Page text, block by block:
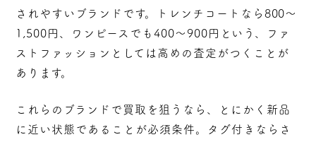
されやすいブランドです。トレンチコートなら800～
1,500円、ワンピースでも400～900円という、ファ
ストファッションとしては高めの査定がつくことが
あります。
これらのブランドで買取を狙うなら、とにかく 新品
に近い状態 であることが必須条件。タグ付きならさ